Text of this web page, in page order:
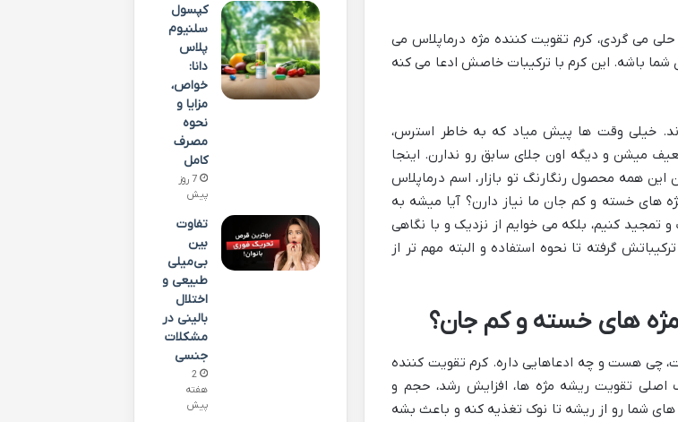
می گردی، کرم تقویت کننده مژه درماپلاس می
شما باشه. این کرم با ترکیبات خاصش ادعا می کنه
خیلی وقت ها پیش میاد که به خاطر استرس،
میشن و دیگه اون جلای سابق رو ندارن. اینجا
همه محصول رنگارنگ تو بازار، اسم درماپلاس
های خسته و کم جان ما نیاز دارن؟ آیا میشه به
تمجید کنیم، بلکه می خوایم از نزدیک و با نگاهی
گرفته تا نحوه استفاده و البته مهم تر از
مژه های خسته و کم جان؟
چی هست و چه ادعاهایی داره. کرم تقویت کننده
اصلی تقویت ریشه مژه ها، افزایش رشد، حجم و
های شما رو از ریشه تا نوک تغذیه کنه و باعث بشه
کپسول
سلنیوم
پلاس
دانا:
خواص،
مزایا و
نحوه
مصرف
کامل
7 روز
پیش
تفاوت
بین
بی‌میلی
طبیعی و
اختلال
بالینی در
مشکلات
جنسی
2
هفته
پیش